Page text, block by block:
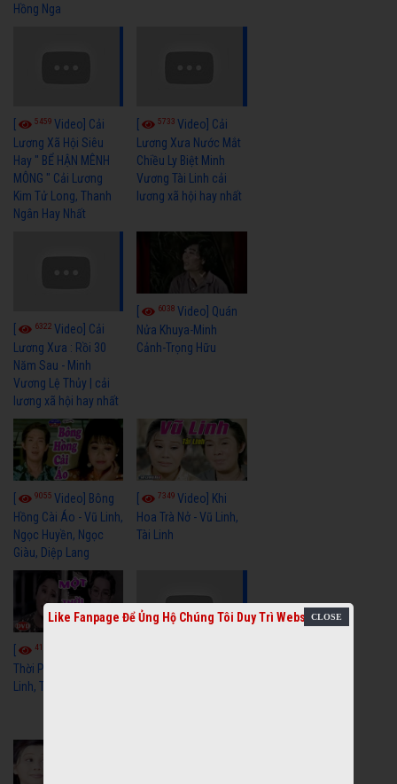
Hồng Nga
5459 Video] Cải
Lương Xã Hội Siêu
Hay " BỂ HẬN MÊNH
MÔNG " Cải Lương
Kim Tử Long, Thanh
Ngân Hay Nhất
5733Video] Cải
Lương Xưa Nước Mắt
Chiều Ly Biệt Minh
Vương Tài Linh cải
lương xã hội hay nhất
6322 Video] Cải
Lương Xưa : Rồi 30
Năm Sau - Minh
Vương Lệ Thủy | cải
lương xã hội hay nhất
6038Video] Quán
Nửa Khuya-Minh
Cảnh-Trọng Hữu
9055 Video] Bông
Hồng Cài Áo - Vũ Linh,
Ngọc Huyền, Ngọc
Giàu, Diệp Lang
7349Video] Khi
Hoa Trà Nở - Vũ Linh,
Tài Linh
4109
Thời Phóng Đãng - Vũ
Linh, Tài Linh, Chí Linh
Like Fanpage Để Ủng Hộ Chúng Tôi Duy Trì Website